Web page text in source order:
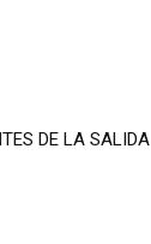
DE LA SALIDA